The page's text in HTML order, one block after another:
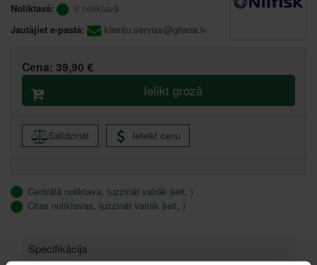
Noliktavā:
Ir noliktavā
Jautājiet e-pastā:
klientu.serviss@gitana.lv
Cena: 39,90 €
Ielikt grozā
Salīdzināt Ieteikt cenu
Centrālā noliktava, (uzzināt vairāk šeit, )
Citas noliktavas, (uzzināt vairāk šeit, )
Specifikācija